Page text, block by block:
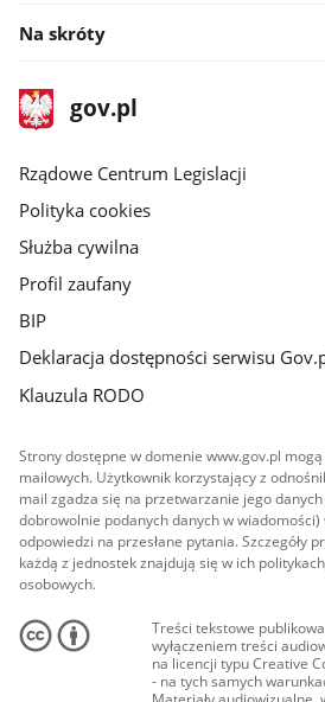
Na skróty
stopka
gov.plStrona
gov.pl
Rządowe Centrum Legislacji
Polityka cookies
Służba cywilna
Profil zaufany
BIP
Deklaracja dostępności serwisu
Klauzula RODO
Strony dostępne w domenie www.gov.pl
mailowych. Użytkownik korzystający z
mail zgadza się na przetwarzanie jego
dobrowolnie podanych danych w wiadomości)
odpowiedzi na przesłane pytania. Szczegóły
każdą z jednostek znajdują się w ich
osobowych.
Treści tekstowe
wyłączeniem treści
na licencji typu Creative
- na tych samych